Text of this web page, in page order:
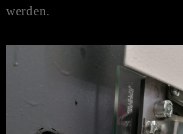
werden.